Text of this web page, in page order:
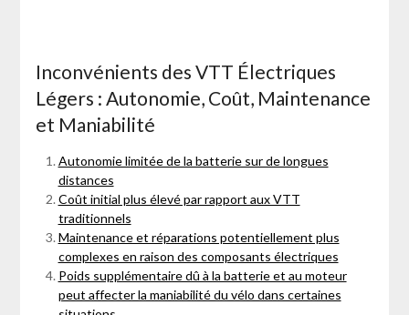
Inconvénients des VTT Électriques
Légers : Autonomie, Coût, Maintenance
et Maniabilité
Autonomie limitée de la batterie sur de longues
distances
Coût initial plus élevé par rapport aux VTT
traditionnels
Maintenance et réparations potentiellement plus
complexes en raison des composants électriques
Poids supplémentaire dû à la batterie et au moteur
peut affecter la maniabilité du vélo dans certaines